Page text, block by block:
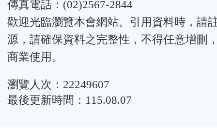
傳真電話：(02)2567-2844
歡迎光臨瀏覽本會網站。引用資料時，請
源，請確保資料之完整性，不得任意增刪
商業使用。
瀏覽人次：22249607
最後更新時間：115.08.07